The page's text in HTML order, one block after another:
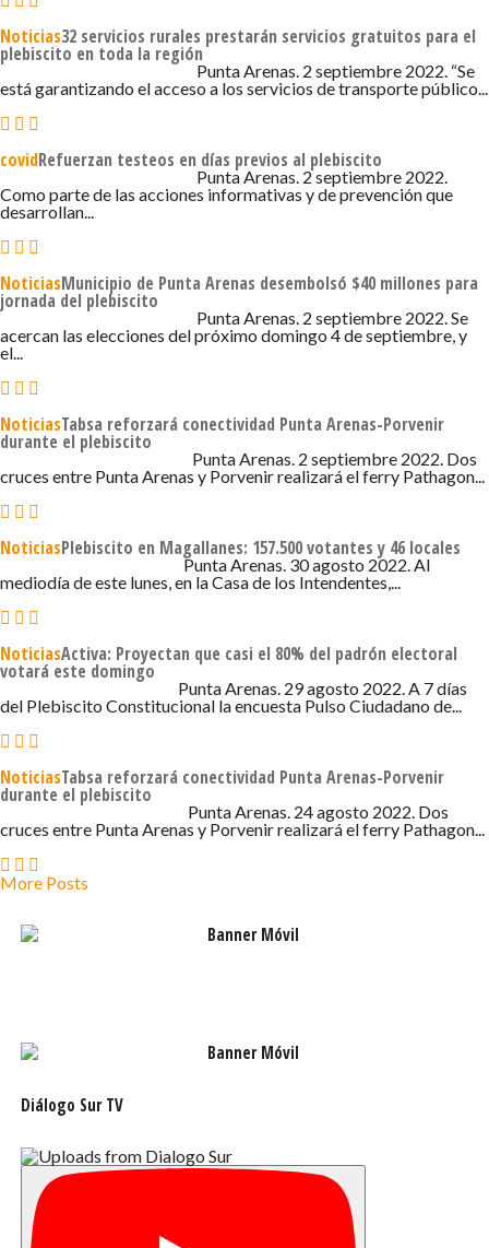
Noticias32 servicios rurales prestarán servicios gratuitos para el
plebiscito en toda la región
2 DE SEPTIEMBRE DE 2022 - 7:06 Punta Arenas. 2 septiembre 2022. “Se
está garantizando el acceso a los servicios de transporte público...
covidRefuerzan testeos en días previos al plebiscito
Punta Arenas. 2 septiembre 2022.
Como parte de las acciones informativas y de prevención que
desarrollan...
NoticiasMunicipio de Punta Arenas desembolsó $40 millones para
jornada del plebiscito
2 DE SEPTIEMBRE DE 2022 - 8:30 Punta Arenas. 2 septiembre 2022. Se
acercan las elecciones del próximo domingo 4 de septiembre, y
el...
NoticiasTabsa reforzará conectividad Punta Arenas-Porvenir
durante el plebiscito
2 DE SEPTIEMBRE DE 2022 - 7:12 Punta Arenas. 2 septiembre 2022. Dos
cruces entre Punta Arenas y Porvenir realizará el ferry Pathagon...
NoticiasPlebiscito en Magallanes: 157.500 votantes y 46 locales
Punta Arenas. 30 agosto 2022. Al
mediodía de este lunes, en la Casa de los Intendentes,...
NoticiasActiva: Proyectan que casi el 80% del padrón electoral
votará este domingo
29 DE AGOSTO DE 2022 - 7:17 Punta Arenas. 29 agosto 2022. A 7 días
del Plebiscito Constitucional la encuesta Pulso Ciudadano de...
NoticiasTabsa reforzará conectividad Punta Arenas-Porvenir
durante el plebiscito
24 DE AGOSTO DE 2022 - 10:48 Punta Arenas. 24 agosto 2022. Dos
cruces entre Punta Arenas y Porvenir realizará el ferry Pathagon...
More Posts
Diálogo Sur TV